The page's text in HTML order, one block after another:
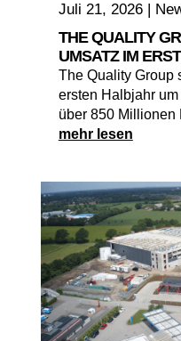
THE QUALITY
UMSATZ IM
Juli 21, 2026|
The Quality Group
ersten Halbjahr
über 850 Millionen
mehr lesen